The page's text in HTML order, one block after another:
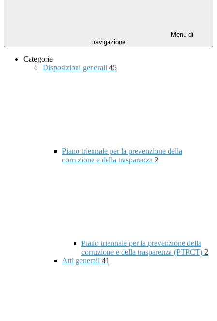
Menu di
navigazione
Categorie
Disposizioni generali 45
Piano triennale per la prevenzione della
corruzione e della trasparenza 2
Piano triennale per la prevenzione della
corruzione e della trasparenza (PTPCT) 2
Atti generali 41